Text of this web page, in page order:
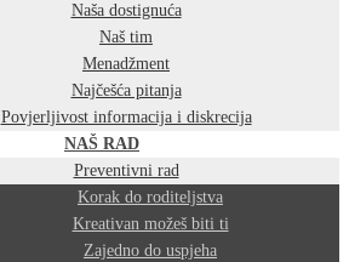
Naša dostignuća
Naš tim
Menadžment
Najčešća pitanja
Povjerljivost informacija i diskrecija
NAŠ RAD
Preventivni rad
Korak do roditeljstva
Kreativan možeš biti ti
Zajedno do uspjeha